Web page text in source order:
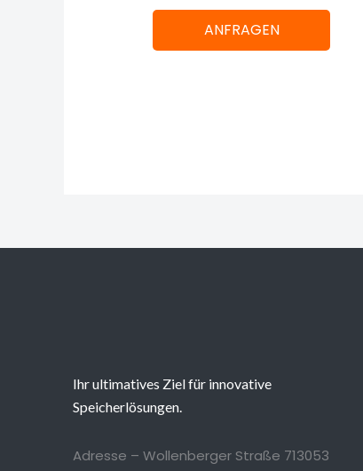
ANFRAGEN
Ihr ultimatives Ziel für innovative
Speicherlösungen.
Adresse – Wollenberger Straße 713053